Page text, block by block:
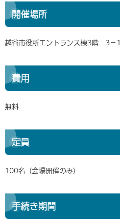
開催場所
越谷市役所エントランス棟3階 3－1
費用
無料
定員
100名（会場開催のみ）
手続き期間